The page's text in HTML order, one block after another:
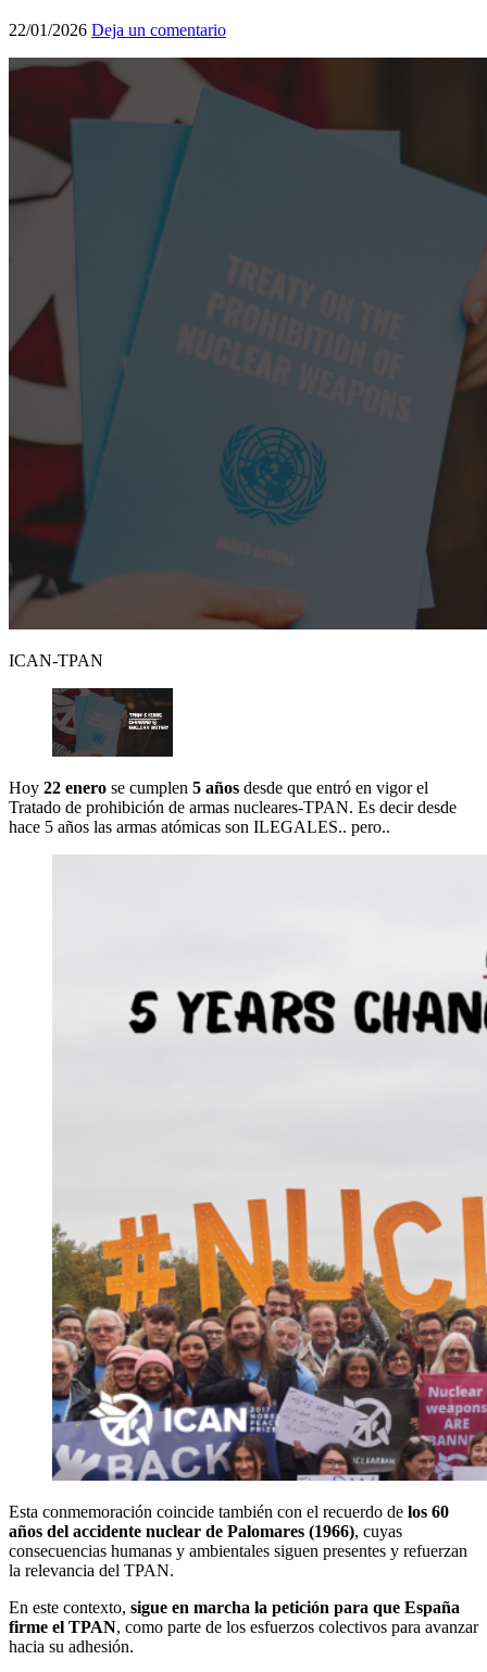
22/01/2026 Deja un comentario
ICAN-TPAN
Hoy 22 enero se cumplen 5 años desde que entró en vigor el
Tratado de prohibición de armas nucleares-TPAN. Es decir desde
hace 5 años las armas atómicas son ILEGALES.. pero..
Esta conmemoración coincide también con el recuerdo de los 60
años del accidente nuclear de Palomares (1966), cuyas
consecuencias humanas y ambientales siguen presentes y refuerzan
la relevancia del TPAN.
En este contexto, sigue en marcha la petición para que España
firme el TPAN, como parte de los esfuerzos colectivos para avanzar
hacia su adhesión.